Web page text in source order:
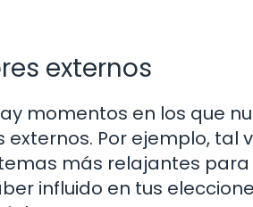
externos
momentos en los que
Por ejemplo, tal
más relajantes
influido en tus